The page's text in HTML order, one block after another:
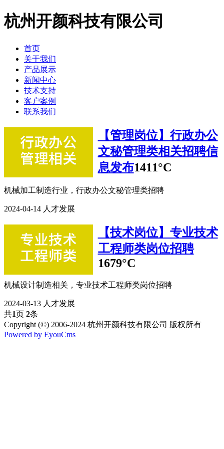
杭州开颜科技有限公司
首页
关于我们
产品展示
新闻中心
技术支持
客户案例
联系我们
【管理岗位】行政办公
文秘管理类相关招聘信
息发布1411°C
机械加工制造行业，行政办公文秘管理类招聘
2024-04-14 人才发展
【技术岗位】专业技术
工程师类岗位招聘
1679°C
机械设计制造相关，专业技术工程师类岗位招聘
2024-03-13 人才发展
共1页 2条
Copyright (©) 2006-2024 杭州开颜科技有限公司 版权所有
Powered by EyouCms